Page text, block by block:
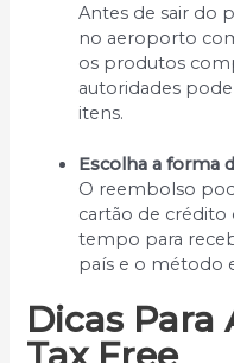
Antes de sair do
no aeroporto
os produtos
autoridades
itens.
Escolha a forma
O reembolso
cartão de crédito
tempo para
país e o método
Dicas